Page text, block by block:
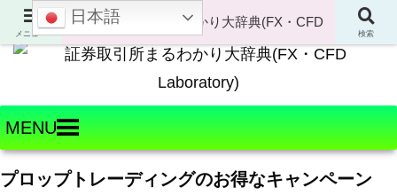
Welcome to FX・CFD Laboratory!
MENU
プロップトレーディングのお得なキャンペーン
メニュー 検索
日本語